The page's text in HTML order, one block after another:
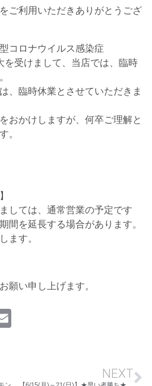
ご利用いただきありがとうござ
コロナウイルス感染症
を受けまして、当店では、臨時
、臨時休業とさせていただきま
おかけしますが、何卒ご理解と
。
しては、通常営業の予定です
間を延長する場合があります。
ます。
願い申し上げます。
NEXT